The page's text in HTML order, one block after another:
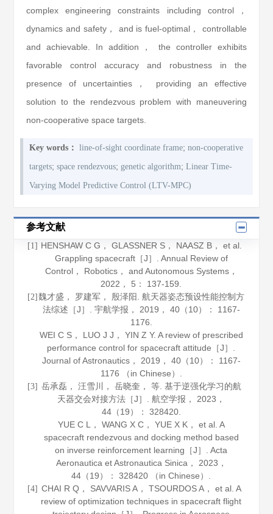
complex engineering constraints including control，
dynamics and safety， and is fuel-optimal， controllable
and achievable. In addition， the controller exhibits
favorable control accuracy and robustness in the
presence of uncertainties， providing an effective
solution to the rendezvous problem with maneuvering
non-cooperative space targets.
Key words： line-of-sight coordinate frame;non-cooperative
targets;space rendezvous; genetic algorithm;Linear Time-
Varying Model Predictive Control (LTV-MPC)
参考文献
[1] HENSHAW C G， GLASSNER S， NAASZ B， et al.
Grappling spacecraft［J］. Annual Review of
Control， Robotics， and Autonomous Systems，
2022 ， 5 ： 137-159.
[2] 魏才盛， 罗建军， 殷泽阳. 航天器姿态预设性能控制方
法综述［J］. 宇航学报 ， 2019 ， 40（10）： 1167-
1176.
WEI C S， LUO J J， YIN Z Y. A review of prescribed
performance control for spacecraft attitude［J］.
Journal of Astronautics， 2019 ， 40（10）： 1167-
1176 （in Chinese）.
[3] 岳承磊， 汪雪川， 岳晓奎， 等. 基于逆强化学习的航
天器交会对接方法［J］.航空学报 ， 2023 ，
44（19）： 328420.
YUE C L， WANG X C， YUE X K， et al. A
spacecraft rendezvous and docking method based
on inverse reinforcement learning［J］.Acta
Aeronautica et Astronautica Sinica ， 2023 ，
44 （19）： 328420 （in Chinese）.
[4] CHAI R Q， SAVVARIS A， TSOURDOS A， et al. A
review of optimization techniques in spacecraft flight